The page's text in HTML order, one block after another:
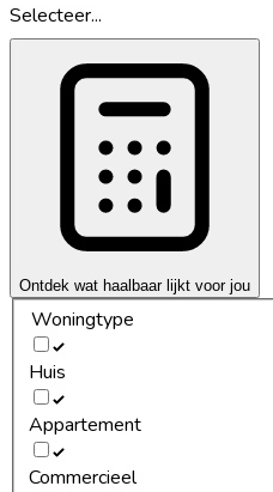
Selecteer...
Ontdek wat haalbaar lijkt voor jou
Woningtype
Huis
Appartement
Commercieel